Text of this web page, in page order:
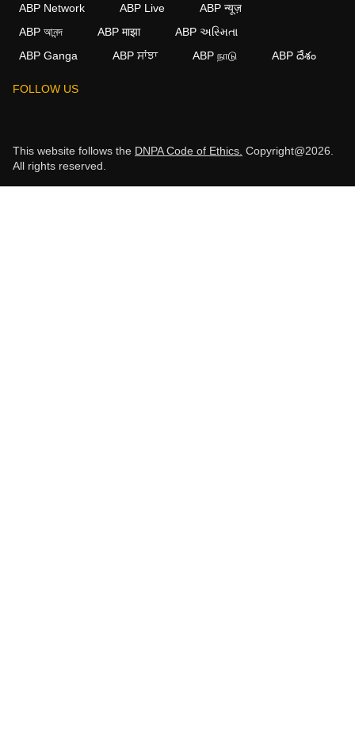
ABP Network ABP Live
ABP न्यूज़
ABP আনন্দ
ABP माझा
ABP અસ્મિતા
ABP Ganga
ABP ਸਾਂਝਾ ABP நாடு ABP దేశం
FOLLOW US
This website follows the DNPA Code of Ethics. Copyright@2026.
All rights reserved.